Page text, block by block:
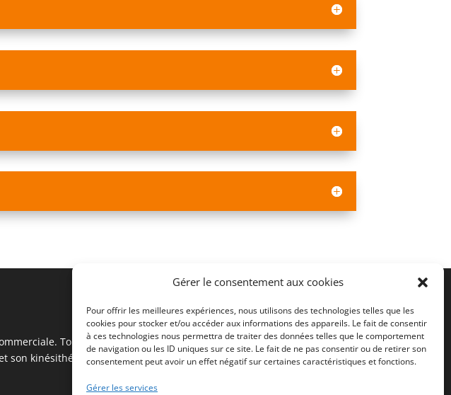
Gérer le consentement aux cookies
Pour offrir les meilleures expériences, nous utilisons des technologies telles que les
cookies pour stocker et/ou accéder aux informations des appareils. Le fait de consentir
à ces technologies nous permettra de traiter des données telles que le comportement
de navigation ou les ID uniques sur ce site. Le fait de ne pas consentir ou de retirer son
consentement peut avoir un effet négatif sur certaines caractéristiques et fonctions.
Gérer les services
Toutes les informations qu'il contient sont destinées à
son kinésithérapeute.